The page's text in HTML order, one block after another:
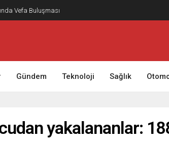
Vefa Buluşması
Gündem Teknoloji Sağlık
yakalananlar: